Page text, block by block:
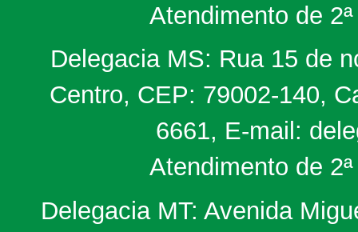
Atendimento de
Delegacia MS: Rua 15 de
Centro, CEP: 79002-140,
6661, E-mail:
Atendimento de
Delegacia MT: Avenida